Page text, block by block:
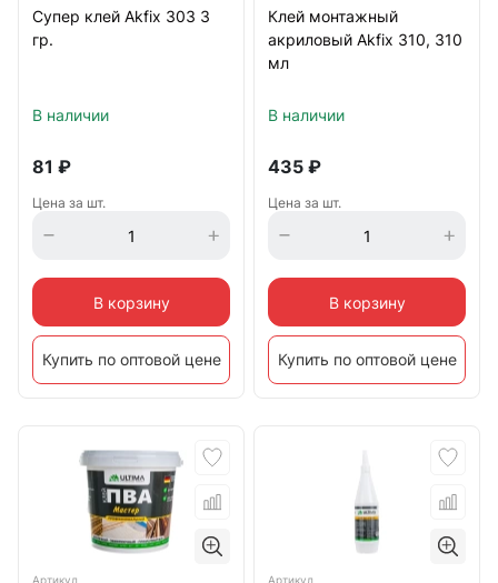
Супер клей Akfix 303 3
гр.
В наличии
81 ₽
Цена за шт.
В корзину
Купить по оптовой цене
Клей монтажный
акриловый Akfix 310, 310
мл
В наличии
435 ₽
Цена за шт.
В корзину
Купить по оптовой цене
Артикул Артикул